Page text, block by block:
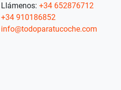
Llámenos: +34 652876712
+34 910186852
info@todoparatucoche.com